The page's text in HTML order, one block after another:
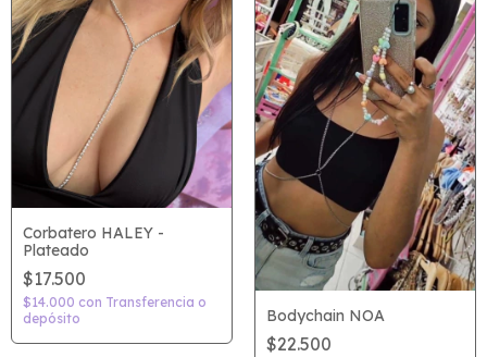
Corbatero HALEY -
Plateado
$17.500
$14.000 con Transferencia o
depósito
Bodychain NOA
$22.500